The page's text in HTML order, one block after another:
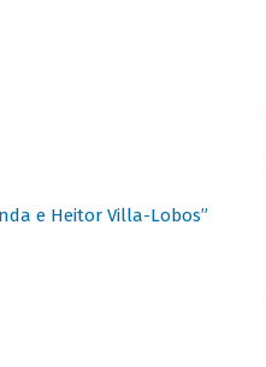
e Heitor Villa-Lobos”